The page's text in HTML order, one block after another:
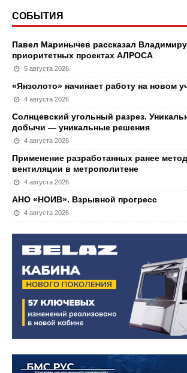
СОБЫТИЯ
Павел Маринычев рассказал
приоритетных проектах АЛРОСА
5 августа 2026
«Янзолото» начинает работу на новом
4 августа 2026
Солнцевский угольный разрез.
добычи — уникальные решения
4 августа 2026
Применение разработанных ранее
вентиляции в метрополитене
4 августа 2026
АНО «НОИВ». Взрывной прогресс
4 августа 2026